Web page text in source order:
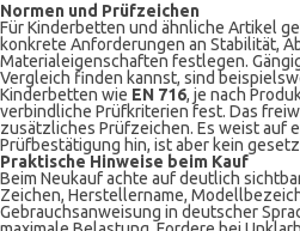
Normen und Prüfzeichen
Für Kinderbetten und ähnliche Artikel
konkrete Anforderungen an Stabilität,
Materialeigenschaften festlegen.
Vergleich finden kannst, sind
Kinderbetten wie EN 716, je nach
verbindliche Prüfkriterien fest. Das
zusätzliches Prüfzeichen. Es weist auf
Prüfbestätigung hin, ist aber kein
Praktische Hinweise beim Kauf
Beim Neukauf achte auf deutlich
Zeichen, Herstellername,
Gebrauchsanweisung in deutscher